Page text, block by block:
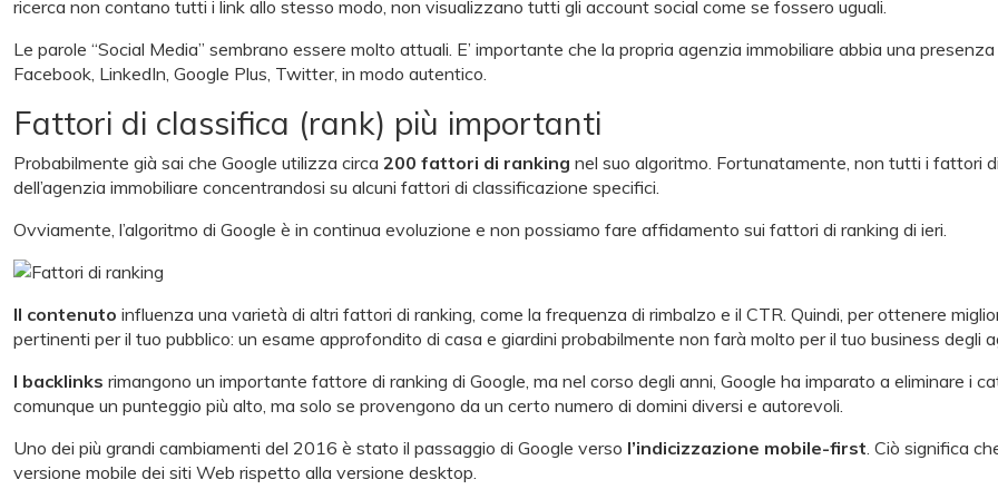
ricerca non contano tutti i link allo stesso modo, non visualizzano tutti gli account social come se fossero uguali.
Le parole “Social Media” sembrano essere molto attuali. E’ importante che la propria agenzia immobiliare abbia una
Facebook, LinkedIn, Google Plus, Twitter, in modo autentico.
Fattori di classifica (rank) più importanti
Probabilmente già sai che Google utilizza circa 200 fattori di ranking nel suo algoritmo. Fortunatamente, non tutti i fattori
dell’agenzia immobiliare concentrandosi su alcuni fattori di classificazione specifici.
Ovviamente, l’algoritmo di Google è in continua evoluzione e non possiamo fare affidamento sui fattori di ranking di ieri.
Il contenuto influenza una varietà di altri fattori di ranking, come la frequenza di rimbalzo e il CTR. Quindi, per ottenere
pertinenti per il tuo pubblico: un esame approfondito di casa e giardini probabilmente non farà molto per il tuo business degli
I backlinks rimangono un importante fattore di ranking di Google, ma nel corso degli anni, Google ha imparato a eliminare i
comunque un punteggio più alto, ma solo se provengono da un certo numero di domini diversi e autorevoli.
Uno dei più grandi cambiamenti del 2016 è stato il passaggio di Google verso l’indicizzazione mobile-first . Ciò significa
versione mobile dei siti Web rispetto alla versione desktop.